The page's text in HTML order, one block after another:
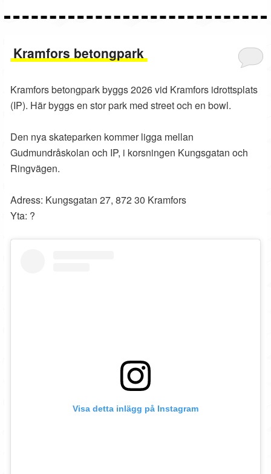
Kramfors betongpark
Kramfors betongpark byggs 2026 vid Kramfors idrottsplats
(IP). Här byggs en stor park med street och en bowl.
Den nya skateparken kommer ligga mellan
Gudmundråskolan och IP, i korsningen Kungsgatan och
Ringvägen.
Adress: Kungsgatan 27, 872 30 Kramfors
Yta: ?
Visa detta inlägg på Instagram